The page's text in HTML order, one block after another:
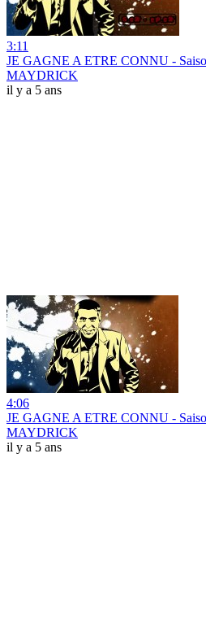
3:11
JE GAGNE A ETRE CONNU -
MAYDRICK
il y a 5 ans
4:06
JE GAGNE A ETRE CONNU -
MAYDRICK
il y a 5 ans